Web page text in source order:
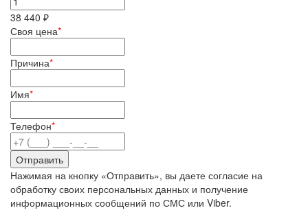
38 440 ₽
Своя цена*
Причина*
Имя*
Телефон*
Нажимая на кнопку «Отправить», вы даете согласие на
обработку своих персональных данных и получение
информационных сообщений по СМС или Viber.